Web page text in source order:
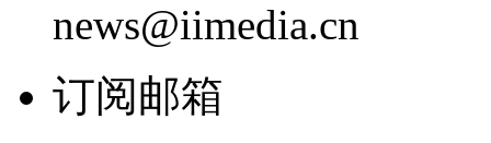
news@iimedia.cn
订阅邮箱